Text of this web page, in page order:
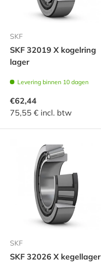
SKF
SKF 32019 X kogelring
lager
Levering binnen 10 dagen
€62,44
75,55 € incl. btw
SKF
SKF 32026 X kegellager